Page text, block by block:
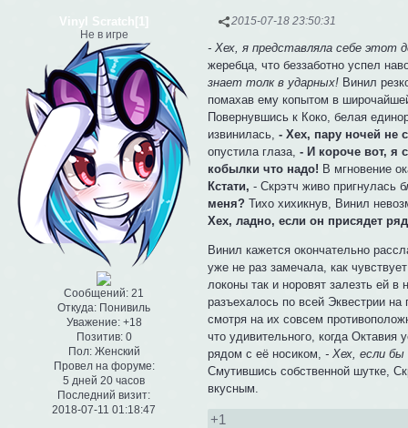
2015-07-18 23:50:31
Vinyl Scratch[1]
Не в игре
Сообщений: 21
Откуда: Понивиль
Уважение: +18
Позитив: 0
Пол:Женский
Провел на форуме:
5 дней 20 часов
Последний визит:
2018-07-11 01:18:47
- Хех, я представляла себе этот
жеребца, что беззаботно успел
знает толк в ударных! Винил
помахав ему копытом в
Повернувшись к Коко, белая
извинилась,- Хех, пару ночей не
опустила глаза,- И короче вот, я
кобылки что надо! В мгновение
Кстати, - Скрэтч живо пригнулась
меня? Тихо хихикнув, Винил
Хех, ладно, если он присядет
Винил кажется окончательно
уже не раз замечала, как
локоны так и норовят залезть ей
разъехалось по всей Эквестрии
смотря на их совсем
что удивительного, когда
рядом с её носиком,- Хех, если бы
Смутившись собственной шутке,
вкусным.
+1